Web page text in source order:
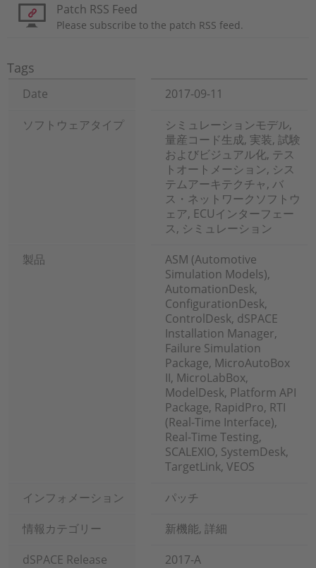
Patch RSS Feed
Please subscribe to the patch RSS feed.
Tags
Date
2017-09-11
ソフトウェアタイプ
シミュレーションモデル,
量産コード生成, 実装, 試験
およびビジュアル化, テス
トオートメーション, シス
テムアーキテクチャ, バ
ス・ネットワークソフトウ
ェア, ECUインターフェー
ス, シミュレーション
製品
ASM (Automotive
Simulation Models),
AutomationDesk,
ConfigurationDesk,
ControlDesk, dSPACE
Installation Manager,
Failure Simulation
Package, MicroAutoBox
II, MicroLabBox,
ModelDesk, Platform API
Package, RapidPro, RTI
(Real-Time Interface),
Real-Time Testing,
SCALEXIO, SystemDesk,
TargetLink, VEOS
インフォメーション
パッチ
情報カテゴリー
新機能, 詳細
dSPACE Release
2017-A